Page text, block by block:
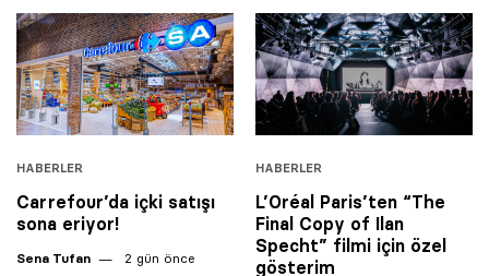
HABERLER
Carrefour’da içki satışı
sona eriyor!
Sena Tufan 2 gün önce
HABERLER
L’Oréal Paris’ten “The
Final Copy of Ilan
Specht” filmi için özel
gösterim